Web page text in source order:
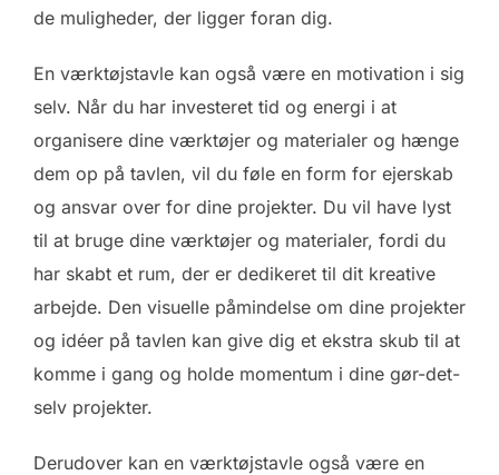
de muligheder, der ligger foran dig.
En værktøjstavle kan også være en motivation i sig
selv. Når du har investeret tid og energi i at
organisere dine værktøjer og materialer og hænge
dem op på tavlen, vil du føle en form for ejerskab
og ansvar over for dine projekter. Du vil have lyst
til at bruge dine værktøjer og materialer, fordi du
har skabt et rum, der er dedikeret til dit kreative
arbejde. Den visuelle påmindelse om dine projekter
og idéer på tavlen kan give dig et ekstra skub til at
komme i gang og holde momentum i dine gør-det-
selv projekter.
Derudover kan en værktøjstavle også være en